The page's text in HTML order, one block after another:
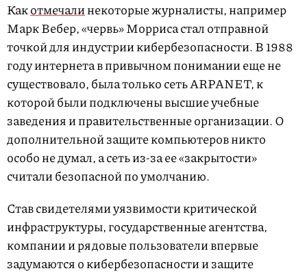
Какотмечалинекоторые журналисты, например
Марк Вебер, «червь» Морриса стал отправной
точкой для индустрии кибербезопасности. В 1988
году интернета в привычном понимании еще не
существовало, была только сеть ARPANET, к
которой были подключены высшие учебные
заведения и правительственные организации. О
дополнительной защите компьютеров никто
особо не думал, а сеть из-за ее «закрытости»
считали безопасной по умолчанию.
Став свидетелями уязвимости критической
инфраструктуры, государственные агентства,
компании и рядовые пользователи впервые
задумаются о кибербезопасности и защите